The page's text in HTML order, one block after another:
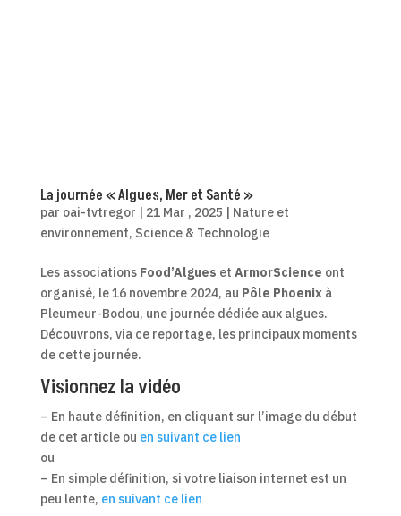
La journée « Algues, Mer et Santé »
par oai-tvtregor | 21 Mar , 2025 | Nature et
environnement, Science & Technologie
Les associations Food’Algues et ArmorScience ont
organisé, le 16 novembre 2024, au Pôle Phoenixà
Pleumeur-Bodou, une journée dédiée aux algues.
Découvrons, via ce reportage, les principaux moments
de cette journée.
Visionnez la vidéo
– En haute définition, en cliquant sur l’image du début
de cet article ou en suivant ce lien
ou
– En simple définition, si votre liaison internet est un
peu lente, en suivant ce lien